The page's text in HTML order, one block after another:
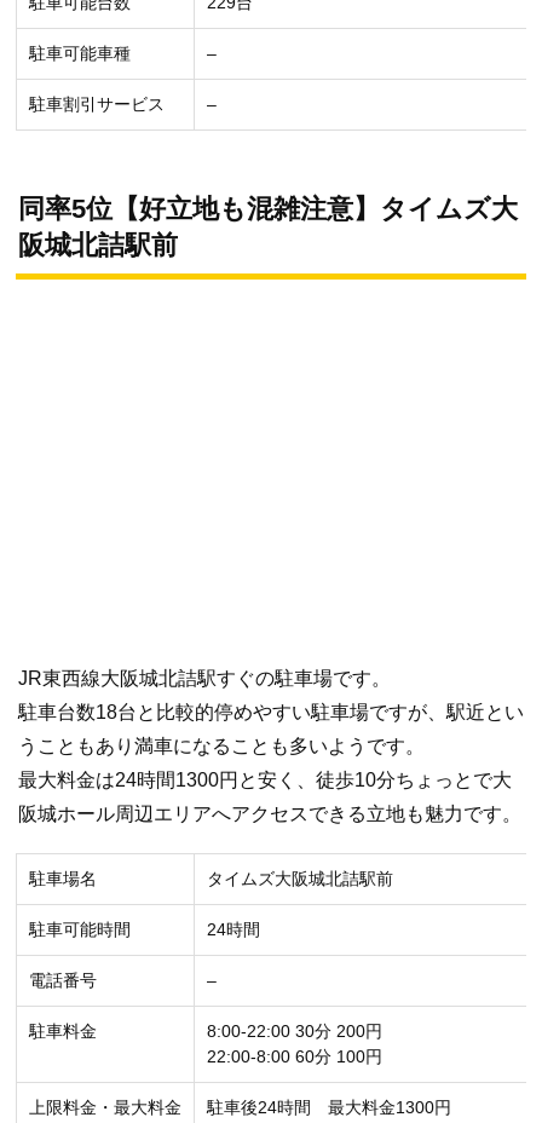
駐車可能車種 –
駐車割引サービス –
同率5位【好立地も混雑注意】タイムズ大
阪城北詰駅前
JR東西線大阪城北詰駅すぐの駐車場です。
駐車台数18台と比較的停めやすい駐車場ですが、駅近とい
うこともあり満車になることも多いようです。
最大料金は24時間1300円と安く、徒歩10分ちょっとで大
阪城ホール周辺エリアへアクセスできる立地も魅力です。
駐車場名 タイムズ大阪城北詰駅前
駐車可能時間 24時間
電話番号 –
駐車料金
8:00-22:00 30分 200円
22:00-8:00 60分 100円
上限料金・最大料金 駐車後24時間 最大料金1300円